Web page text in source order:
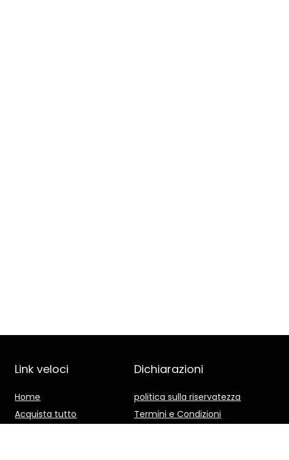
Link veloci
Home
Acquista tutto
Dichiarazioni
politica sulla riservatezza
Termini e Condizioni